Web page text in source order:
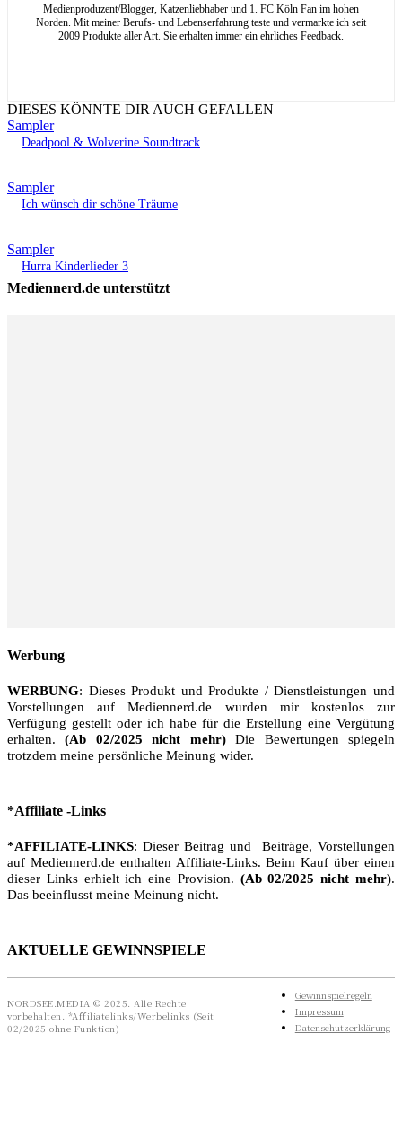
Medienproduzent/Blogger, Katzenliebhaber und 1. FC Köln Fan im hohen
Norden. Mit meiner Berufs- und Lebenserfahrung teste und vermarkte ich seit
2009 Produkte aller Art. Sie erhalten immer ein ehrliches Feedback.
DIESES KÖNNTE DIR AUCH GEFALLEN
Sampler
Deadpool & Wolverine Soundtrack
Sampler
Ich wünsch dir schöne Träume
Sampler
Hurra Kinderlieder 3
Mediennerd.de unterstützt
Werbung
WERBUNG: Dieses Produkt und Produkte / Dienstleistungen und
Vorstellungen auf Mediennerd.de wurden mir kostenlos zur
Verfügung gestellt oder ich habe für die Erstellung eine Vergütung
erhalten.(Ab 02/2025 nicht mehr)Die Bewertungen spiegeln
trotzdem meine persönliche Meinung wider.
*Affiliate -Links
*AFFILIATE-LINKS: Dieser Beitrag und Beiträge, Vorstellungen
auf Mediennerd.de enthalten Affiliate-Links. Beim Kauf über einen
dieser Links erhielt ich eine Provision. (Ab 02/2025 nicht mehr).
Das beeinflusst meine Meinung nicht.
AKTUELLE GEWINNSPIELE
NORDSEE.MEDIA © 2025. Alle Rechte
vorbehalten. *Affiliatelinks/Werbelinks (Seit
02/2025 ohne Funktion)
Gewinnspielregeln
Impressum
Datenschutzerklärung